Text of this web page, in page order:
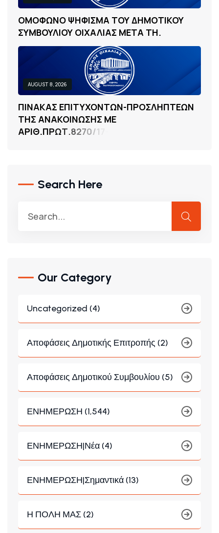
ΟΜΟΦΩΝΟ ΨΗΦΙΣΜΑ ΤΟΥΔΗΜΟΤΙΚΟΥ
ΣΥΜΒΟΥΛΙΟΥ ΟΙΧΑΛΙΑΣ ΜΕΤΑ ΤΗ.
AUGUST 8, 2026
ΠΙΝΑΚΑΣ ΕΠΙΤΥΧΟΝΤΩΝ-ΠΡΟΣΛΗΠΤΕΩΝ
ΤΗΣ ΑΝΑΚΟΙΝΩΣΗΣ ΜΕ
ΑΡΙΘ.ΠΡΩΤ.8270/1
Search Here
Our Category
Uncategorized (4)
Αποφάσεις Δημοτικής Επιτροπής (2)
Αποφάσεις Δημοτικού Συμβουλίου (5)
ΕΝΗΜΕΡΩΣΗ (1,544)
ΕΝΗΜΕΡΩΣΗ|Νέα (4)
ΕΝΗΜΕΡΩΣΗ|Σημαντικά (13)
Η ΠΟΛΗ ΜΑΣ (2)